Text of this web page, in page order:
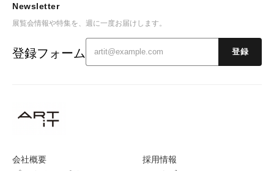
会社概要
採用情報
Newsletter
展覧会情報や特集を、週に一度お届けします。
登録フォーム 登録